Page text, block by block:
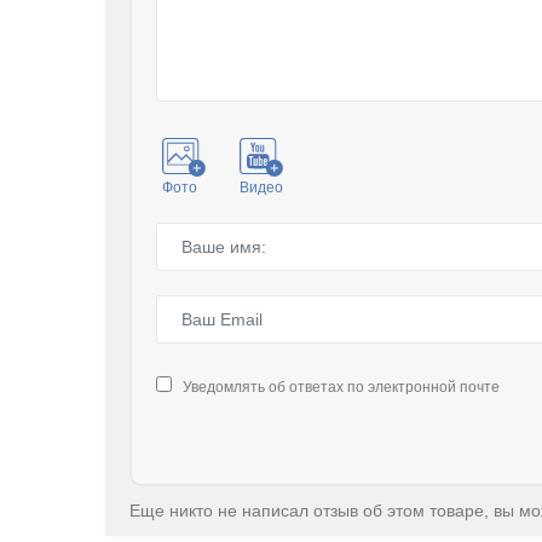
Фото Видео
Уведомлять об ответах по электронной почте
Еще никто не написал отзыв об этом товаре, вы